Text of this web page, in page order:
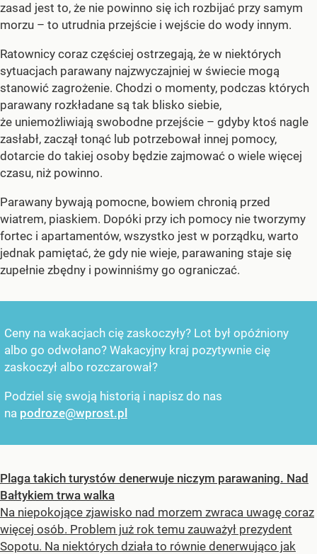
zasad jest to, że nie powinno się ich rozbijać przy samym
morzu – to utrudnia przejście i wejście do wody innym.
Ratownicy coraz częściej ostrzegają, że w niektórych
sytuacjach parawany najzwyczajniej w świecie mogą
stanowić zagrożenie. Chodzi o momenty, podczas których
parawany rozkładane są tak blisko siebie,
że uniemożliwiają swobodne przejście – gdyby ktoś nagle
zasłabł, zaczął tonąć lub potrzebował innej pomocy,
dotarcie do takiej osoby będzie zajmować o wiele więcej
czasu, niż powinno.
Parawany bywają pomocne, bowiem chronią przed
wiatrem, piaskiem. Dopóki przy ich pomocy nie tworzymy
fortec i apartamentów, wszystko jest w porządku, warto
jednak pamiętać, że gdy nie wieje, parawaning staje się
zupełnie zbędny i powinniśmy go ograniczać.
Ceny na wakacjach cię zaskoczyły? Lot był opóźniony
albo go odwołano? Wakacyjny kraj pozytywnie cię
zaskoczył albo rozczarował?
Podziel się swoją historią i napisz do nas
na podroze@wprost.pl
Plaga takich turystów denerwuje niczym parawaning. Nad
Bałtykiem trwa walka
Na niepokojące zjawisko nad morzem zwraca uwagę coraz
więcej osób. Problem już rok temu zauważył prezydent
Sopotu. Na niektórych działa to równie denerwująco jak